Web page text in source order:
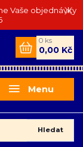
Vaše objednávky
Menu
Hledat
0 ks
0,00 Kč